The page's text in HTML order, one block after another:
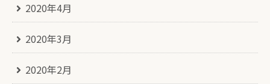
2020年4月
2020年3月
2020年2月